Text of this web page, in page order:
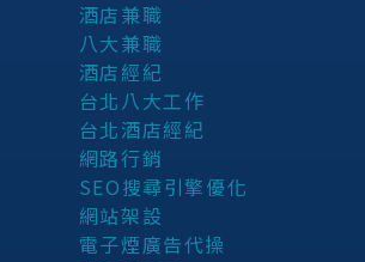
酒店兼職
八大兼職
酒店經紀
台北八大工作
台北酒店經紀
網路行銷
SEO搜尋引擎優化
網站架設
電子煙廣告代操